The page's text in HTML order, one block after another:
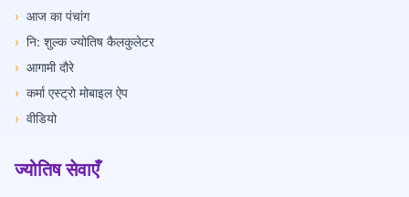
› आज का पंचांग
› नि: शुल्क ज्योतिष कैलकुलेटर
› आगामी दौरे
› कर्मा एस्ट्रो मोबाइल ऐप
› वीडियो
ज्योतिष सेवाएँ